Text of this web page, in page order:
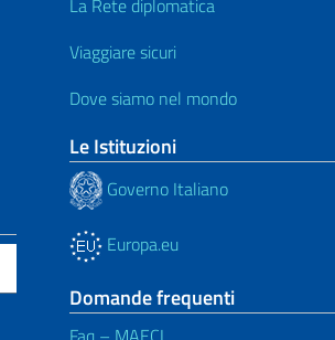
La Rete diplomatica
Viaggiare sicuri
Dove siamo nel mondo
Le Istituzioni
Governo Italiano
Europa.eu
Domande frequenti